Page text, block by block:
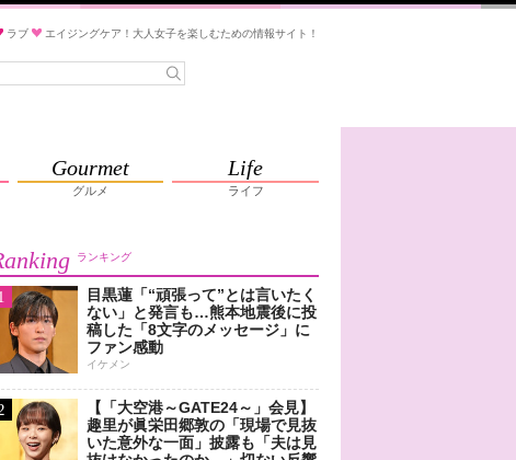
ラブ エイジングケア！大人女子を楽しむための情報サイト！
Gourmet
グルメ
Life
ライフ
ランキング
目黒蓮「“頑張って”とは言いたく
ない」と発言も…熊本地震後に投
稿した「8文字のメッセージ」に
ファン感動
イケメン
【「大空港～GATE24～」会見】
趣里が眞栄田郷敦の「現場で見抜
いた意外な一面」披露も「夫は見